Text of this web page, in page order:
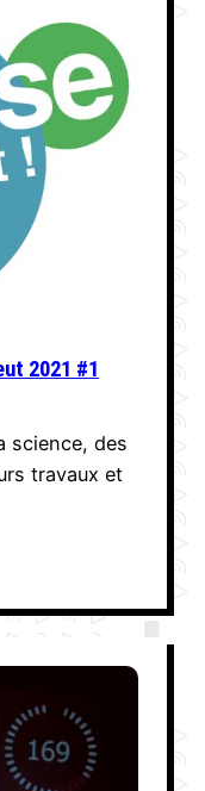
2021 #1
science, des
travaux et